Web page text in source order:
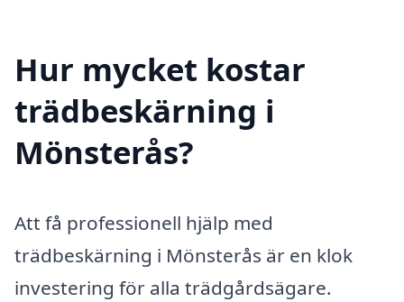
Hur mycket kostar
trädbeskärning i
Mönsterås?
Att få professionell hjälp med
trädbeskärning i Mönsterås är en klok
investering för alla trädgårdsägare.